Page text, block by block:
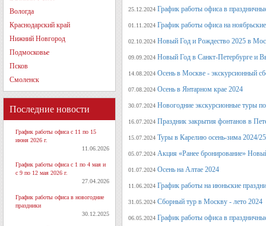
Вологда
Краснодарский край
Нижний Новгород
Подмосковье
Псков
Смоленск
Последние новости
График работы офиса с 11 по 15
июня 2026 г.
11.06.2026
График работы офиса с 1 по 4 мая и
с 9 по 12 мая 2026 г.
27.04.2026
График работы офиса в новогодние
праздники
30.12.2025
25.12.2024 График работы офиса в
01.11.2024 График работы офиса на
02.10.2024 Новый Год и Рождество 2025 в
09.09.2024 Новый Год в Санкт-Петербурге и
14.08.2024 Осень в Москве - экскурсионный
07.08.2024 Осень в Янтарном крае 2024
30.07.2024 Новогодние экскурсионные туры
16.07.2024 Праздник закрытия фонтанов в
15.07.2024 Туры в Карелию осень-зима 2024/25
05.07.2024 Акция «Ранее бронирование»
01.07.2024 Осень на Алтае 2024
11.06.2024 График работы на июньские
31.05.2024 Сборный тур в Москву - лето 2024
06.05.2024 График работы офиса в